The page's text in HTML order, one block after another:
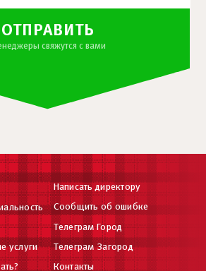
ОТПРАВИТЬ
свяжутся с вами
услуги
Написать директору
Сообщить об ошибке
Телеграм Город
Телеграм Загород
Контакты